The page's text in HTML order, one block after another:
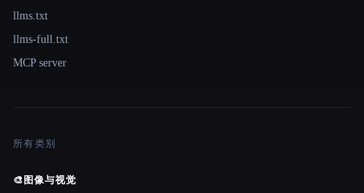
llms.txt
llms-full.txt
MCP server
所有类别
🎨 图像与视觉